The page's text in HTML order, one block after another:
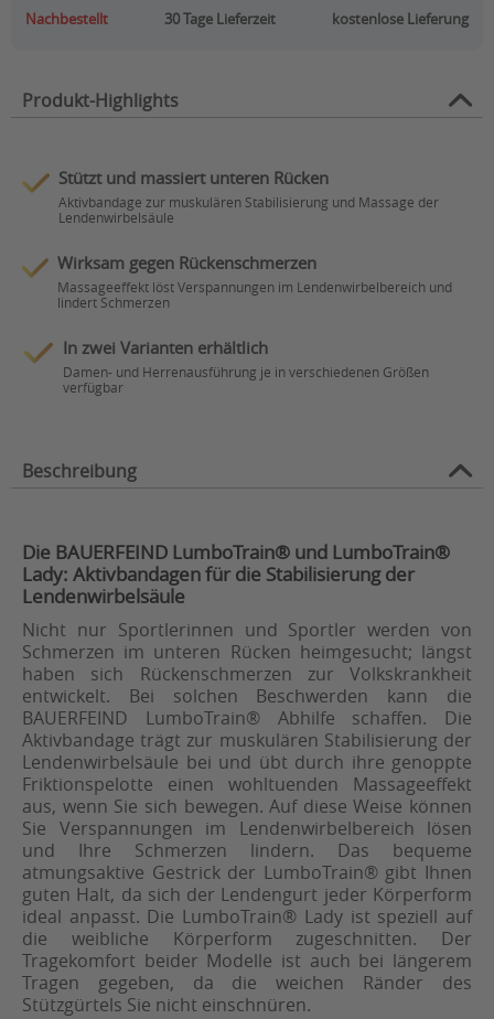
Nachbestellt 30 Tage Lieferzeit kostenlose Lieferung
Produkt-Highlights
Stützt und massiert unteren Rücken
Aktivbandage zur muskulären Stabilisierung und Massage der
Lendenwirbelsäule
Wirksam gegen Rückenschmerzen
Massageeffekt löst Verspannungen im Lendenwirbelbereich und
lindert Schmerzen
In zwei Varianten erhältlich
Damen- und Herrenausführung je in verschiedenen Größen
verfügbar
Beschreibung
Die BAUERFEIND LumboTrain® und LumboTrain®
Lady: Aktivbandagen für die Stabilisierung der
Lendenwirbelsäule
Nicht nur Sportlerinnen und Sportler werden von
Schmerzen im unteren Rücken heimgesucht; längst
haben sich Rückenschmerzen zur Volkskrankheit
entwickelt. Bei solchen Beschwerden kann die
BAUERFEIND LumboTrain® Abhilfe schaffen. Die
Aktivbandage trägt zur muskulären Stabilisierung der
Lendenwirbelsäule bei und übt durch ihre genoppte
Friktionspelotte einen wohltuenden Massageeffekt
aus, wenn Sie sich bewegen. Auf diese Weise können
Sie Verspannungen im Lendenwirbelbereich lösen
und Ihre Schmerzen lindern. Das bequeme
atmungsaktive Gestrick der LumboTrain® gibt Ihnen
guten Halt, da sich der Lendengurt jeder Körperform
ideal anpasst. Die LumboTrain® Lady ist speziell auf
die weibliche Körperform zugeschnitten. Der
Tragekomfort beider Modelle ist auch bei längerem
Tragen gegeben, da die weichen Ränder des
Stützgürtels Sie nicht einschnüren.